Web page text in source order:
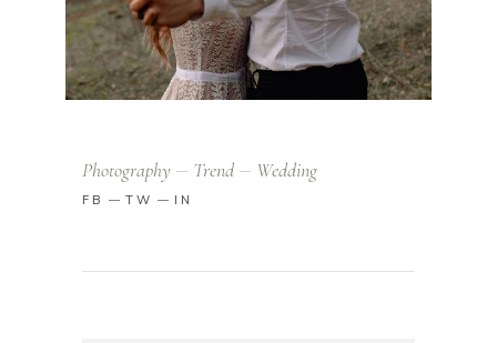
Photography Trend Wedding
FB TW IN